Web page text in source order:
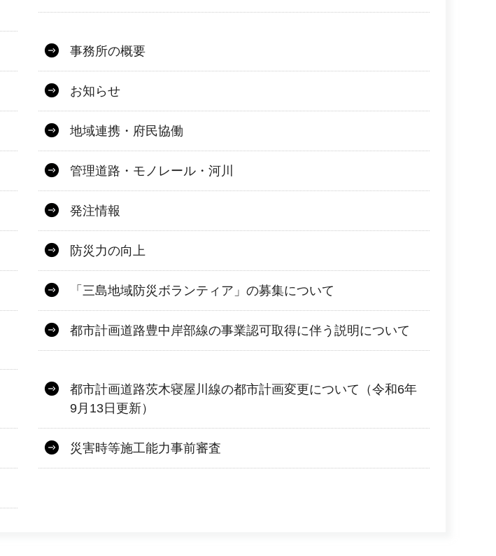
事務所の概要
お知らせ
地域連携・府民協働
管理道路・モノレール・河川
発注情報
防災力の向上
「三島地域防災ボランティア」の募集について
都市計画道路豊中岸部線の事業認可取得に伴う説明について
都市計画道路茨木寝屋川線の都市計画変更について（令和6年
9月13日更新）
災害時等施工能力事前審査